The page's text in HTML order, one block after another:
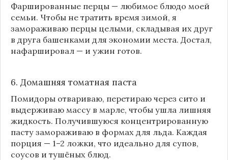
Фаршированные перцы — любимое блюдо моей
семьи. Чтобы не тратить время зимой, я
замораживаю перцы целыми, складывая их друг
в друга башенками для экономии места. Достал,
нафаршировал — и ужин готов.
6. Домашняя томатная паста
Помидоры отвариваю, перетираю через сито и
выдерживаю массу в марле, чтобы ушла лишняя
жидкость. Получившуюся концентрированную
пасту замораживаю в формах для льда. Каждая
порция — 1–2 ложки, что идеально для супов,
соусов и тушёных блюд.